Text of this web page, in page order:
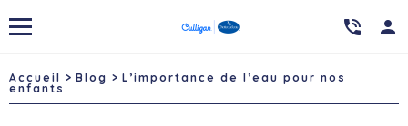
 person
Accueil Blog
L’importance de l’eau pour nos
enfants